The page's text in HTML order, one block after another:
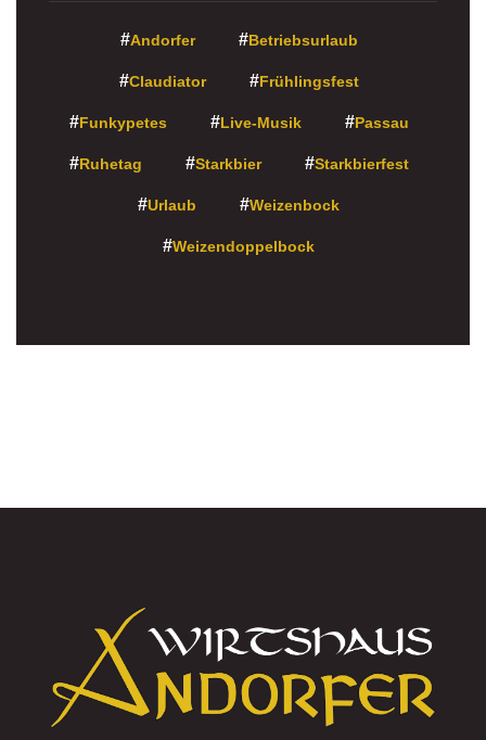
Andorfer Betriebsurlaub
Claudiator Frühlingsfest
Funkypetes Live-Musik Passau
Ruhetag Starkbier Starkbierfest
Urlaub Weizenbock
Weizendoppelbock